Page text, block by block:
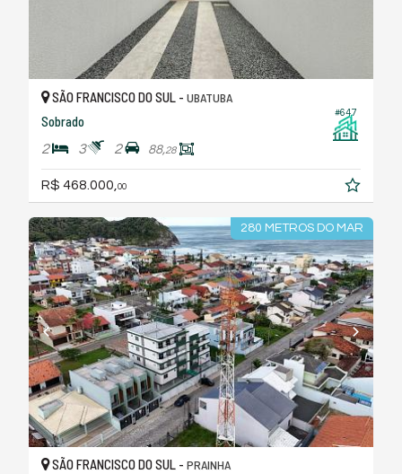
#647
SÃO FRANCISCO DO SUL - UBATUBA
Sobrado
2 3 2 88,28
R$ 468.000, 00
280 METROS DO MAR
SÃO FRANCISCO DO SUL - PRAINHA